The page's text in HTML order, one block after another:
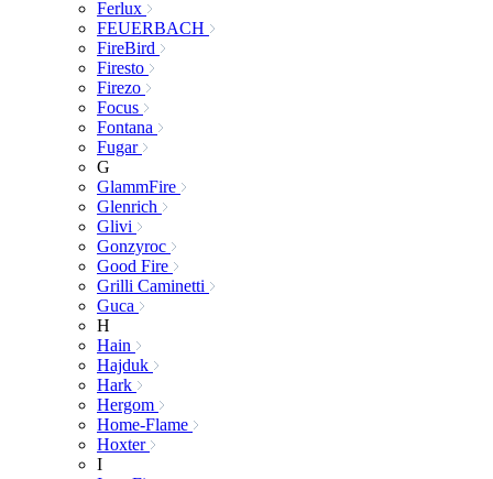
Ferlux
FEUERBACH
FireBird
Firesto
Firezo
Focus
Fontana
Fugar
G
GlammFire
Glenrich
Glivi
Gonzyroc
Good Fire
Grilli Caminetti
Guca
H
Hain
Hajduk
Hark
Hergom
Home-Flame
Hoxter
I